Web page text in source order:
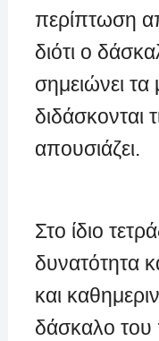
περίπτωση
διότι ο
σημειώνει
διδάσκονται
απουσιάζει.
Στο ίδιο
δυνατότητα
και
δάσκαλο του